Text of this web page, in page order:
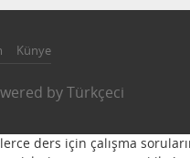
Künye
byTürkçeci
ders için çalışma